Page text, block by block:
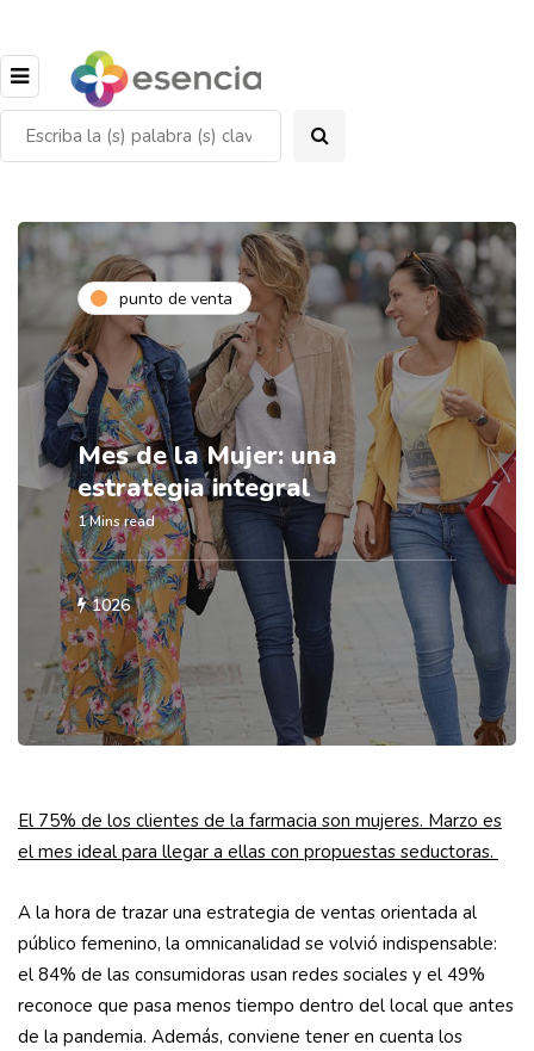
punto de venta
Mes de la Mujer: una
estrategia integral
1 Mins read
1026
El 75% de los clientes de la farmacia son mujeres. Marzo es
el mes ideal para llegar a ellas con propuestas seductoras.
A la hora de trazar una estrategia de ventas orientada al
público femenino, la omnicanalidad se volvió indispensable:
el 84% de las consumidoras usan redes sociales y el 49%
reconoce que pasa menos tiempo dentro del local que antes
de la pandemia. Además, conviene tener en cuenta los